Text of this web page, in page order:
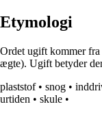
Etymologi
Ordet ugift kommer
ægte). Ugift betyder
plaststof• snog •
urtiden • skule •